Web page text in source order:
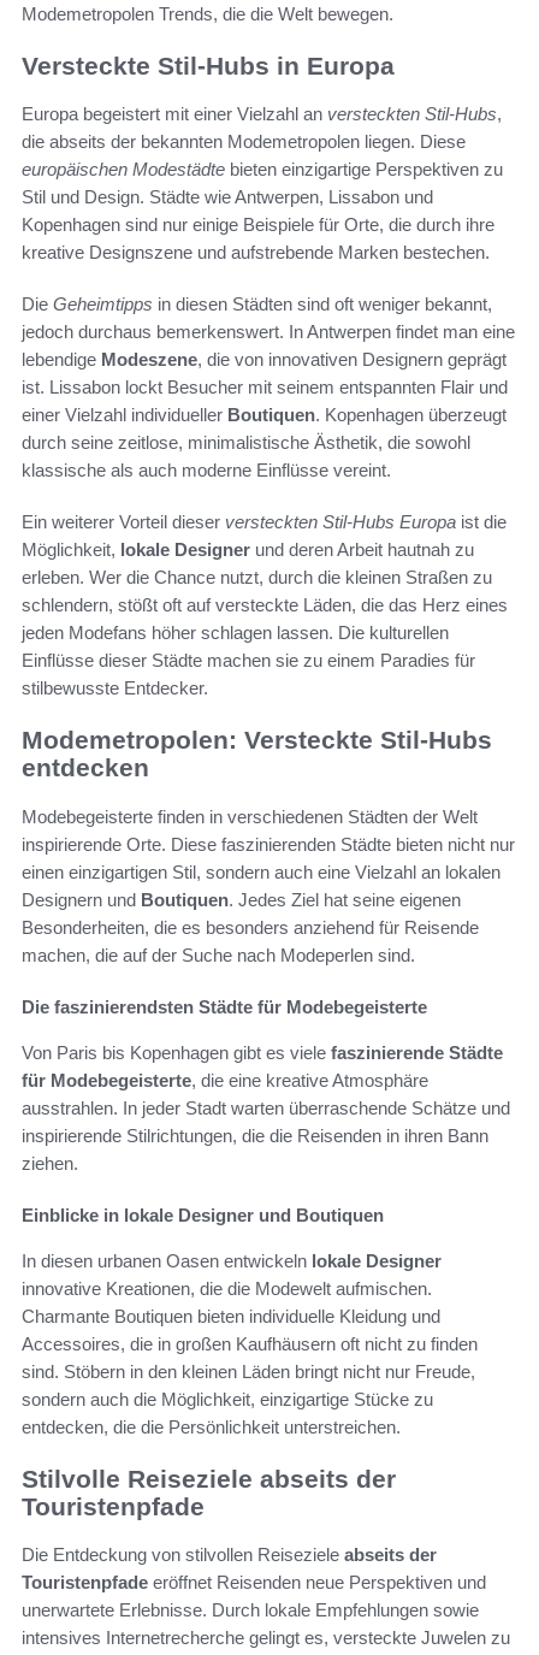
Modemetropolen Trends, die die Welt bewegen.
Versteckte Stil-Hubs in Europa
Europa begeistert mit einer Vielzahl an versteckten Stil-Hubs,
die abseits der bekannten Modemetropolen liegen. Diese
europäischen Modestädte bieten einzigartige Perspektiven zu
Stil und Design. Städte wie Antwerpen, Lissabon und
Kopenhagen sind nur einige Beispiele für Orte, die durch ihre
kreative Designszene und aufstrebende Marken bestechen.
Die Geheimtipps in diesen Städten sind oft weniger bekannt,
jedoch durchaus bemerkenswert. In Antwerpen findet man eine
lebendige Modeszene, die von innovativen Designern geprägt
ist. Lissabon lockt Besucher mit seinem entspannten Flair und
einer Vielzahl individueller Boutiquen. Kopenhagen überzeugt
durch seine zeitlose, minimalistische Ästhetik, die sowohl
klassische als auch moderne Einflüsse vereint.
Ein weiterer Vorteil dieser versteckten Stil-Hubs Europa ist die
Möglichkeit, lokale Designer und deren Arbeit hautnah zu
erleben. Wer die Chance nutzt, durch die kleinen Straßen zu
schlendern, stößt oft auf versteckte Läden, die das Herz eines
jeden Modefans höher schlagen lassen. Die kulturellen
Einflüsse dieser Städte machen sie zu einem Paradies für
stilbewusste Entdecker.
Modemetropolen: Versteckte Stil-Hubs
entdecken
Modebegeisterte finden in verschiedenen Städten der Welt
inspirierende Orte. Diese faszinierenden Städte bieten nicht nur
einen einzigartigen Stil, sondern auch eine Vielzahl an lokalen
Designern und Boutiquen. Jedes Ziel hat seine eigenen
Besonderheiten, die es besonders anziehend für Reisende
machen, die auf der Suche nach Modeperlen sind.
Die faszinierendsten Städte für Modebegeisterte
Von Paris bis Kopenhagen gibt es viele faszinierende Städte
für Modebegeisterte, die eine kreative Atmosphäre
ausstrahlen. In jeder Stadt warten überraschende Schätze und
inspirierende Stilrichtungen, die die Reisenden in ihren Bann
ziehen.
Einblicke in lokale Designer und Boutiquen
In diesen urbanen Oasen entwickeln lokale Designer
innovative Kreationen, die die Modewelt aufmischen.
Charmante Boutiquen bieten individuelle Kleidung und
Accessoires, die in großen Kaufhäusern oft nicht zu finden
sind. Stöbern in den kleinen Läden bringt nicht nur Freude,
sondern auch die Möglichkeit, einzigartige Stücke zu
entdecken, die die Persönlichkeit unterstreichen.
Stilvolle Reiseziele abseits der
Touristenpfade
Die Entdeckung von stilvollen Reiseziele abseits der
Touristenpfade eröffnet Reisenden neue Perspektiven und
unerwartete Erlebnisse. Durch lokale Empfehlungen sowie
intensives Internetrecherche gelingt es, versteckte Juwelen zu